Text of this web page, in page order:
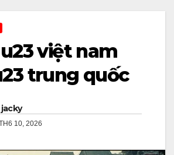
việt nam
trung quốc
jacky
10, 2026